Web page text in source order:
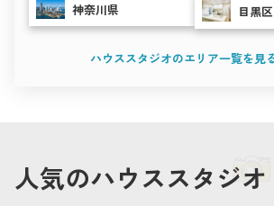
神奈川県 目黒区
ハウススタジオのエリア一覧を見
人気のハウススタジオ